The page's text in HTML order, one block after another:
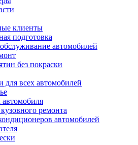
клиенты
подготовка
автомобилей
без покраски
для всех автомобилей
автомобиля
ремонта
автомобилей